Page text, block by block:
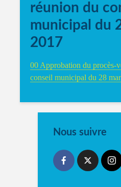
réunion du
municipal du
2017
00 Approbation du procès-
conseil municipal du 28
Nous suivre